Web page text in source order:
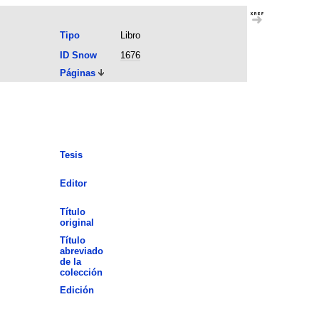
Tipo
Libro
ID Snow
1676
Páginas
Tesis
Editor
Título
original
Título
abreviado
de la
colección
Edición